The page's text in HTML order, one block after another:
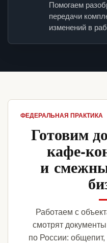
Помогаем
передачи
изменений в
ФЕДЕРАЛЬНАЯ ПРАКТИКА
Готовим
кафе-
и
Работаем с
смотрят
по России: общепит,